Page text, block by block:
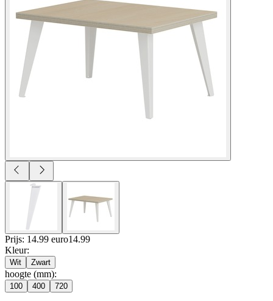
Prijs: 14.99 euro14.99
Kleur:
Wit Zwart
hoogte (mm):
100 400 720